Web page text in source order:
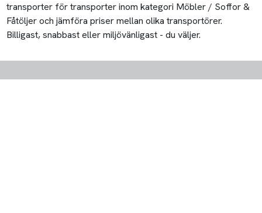
transporter för transporter inom kategori Möbler / Soffor &
Fåtöljer och jämföra priser mellan olika transportörer.
Billigast, snabbast eller miljövänligast - du väljer.